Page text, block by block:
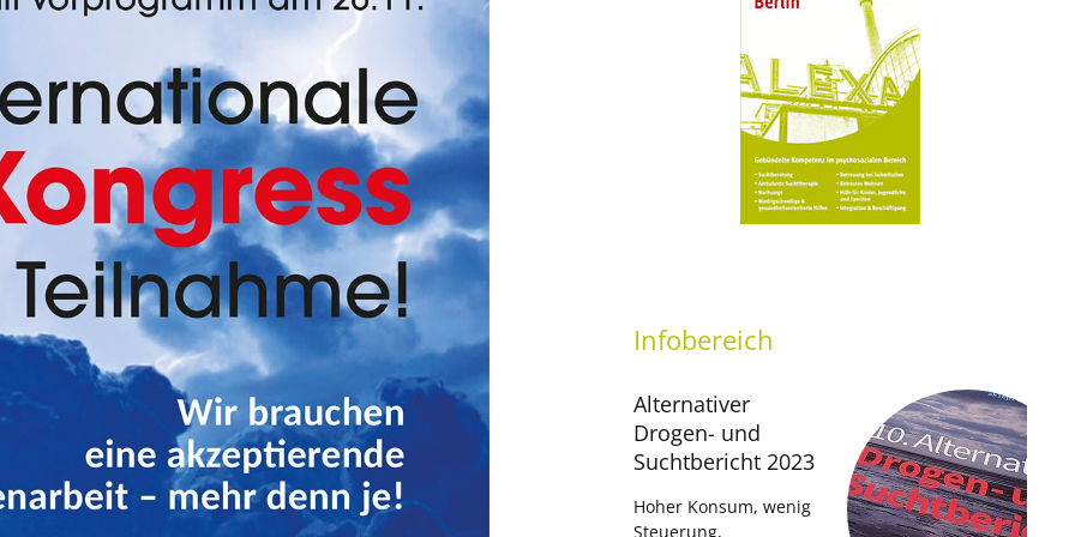
Infobereich
Alternativer
Drogen- und
Suchtbericht 2023
Hoher Konsum, wenig
Steuerung,